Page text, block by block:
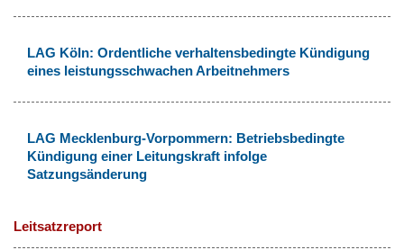
LAG Köln: Ordentliche verhaltensbedingte Kündigung
eines leistungsschwachen Arbeitnehmers
LAG Mecklenburg-Vorpommern: Betriebsbedingte
Kündigung einer Leitungskraft infolge
Satzungsänderung
Leitsatzreport